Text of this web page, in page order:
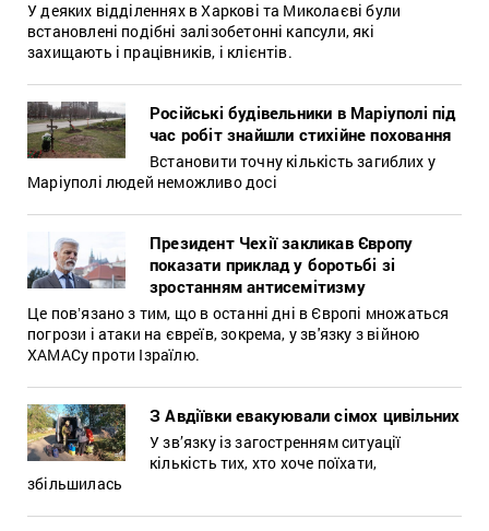
У деяких відділеннях в Харкові та Миколаєві були
встановлені подібні залізобетонні капсули, які
захищають і працівників, і клієнтів.
Російські будівельники в Маріуполі під
час робіт знайшли стихійне поховання
Встановити точну кількість загиблих у
Маріуполі людей неможливо досі
Президент Чехії закликав Європу
показати приклад у боротьбі зі
зростанням антисемітизму
Це повʼязано з тим, що в останні дні в Європі множаться
погрози і атаки на євреїв, зокрема, у зв'язку з війною
ХАМАСу проти Ізраїлю.
З Авдіївки евакуювали сімох цивільних
У зв’язку із загостренням ситуації
кількість тих, хто хоче поїхати,
збільшилась